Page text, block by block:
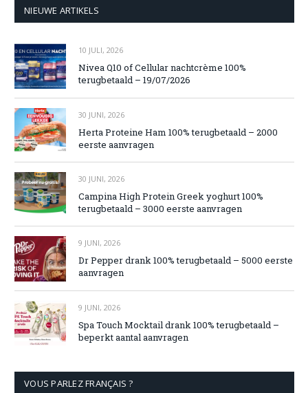
NIEUWE ARTIKELS
10 JULI, 2026
Nivea Q10 of Cellular nachtcrème 100%
terugbetaald – 19/07/2026
30 JUNI, 2026
Herta Proteine Ham 100% terugbetaald – 2000
eerste aanvragen
30 JUNI, 2026
Campina High Protein Greek yoghurt 100%
terugbetaald – 3000 eerste aanvragen
9 JUNI, 2026
Dr Pepper drank 100% terugbetaald – 5000 eerste
aanvragen
9 JUNI, 2026
Spa Touch Mocktail drank 100% terugbetaald –
beperkt aantal aanvragen
VOUS PARLEZ FRANÇAIS ?